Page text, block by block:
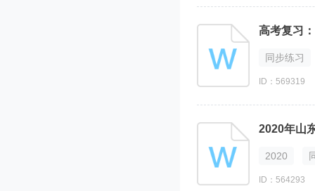
高考复习
同步练习
ID：569319
2020年山
2020
ID：564293